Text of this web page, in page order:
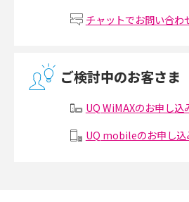
Wi-Fiルーターの設定方法をわかりやすく解説
無線LANとは？メリット・デメリットや接続方
メッシュWi-Fiとは？仕組みやメリット・デメ
チャットでお問い合わ
ご検討中のお客さま
UQ WiMAXのお申し込
UQ mobileのお申し込